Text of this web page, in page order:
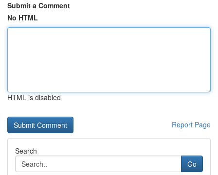
Submit a Comment
No HTML
HTML is disabled
Report Page
Search
Go